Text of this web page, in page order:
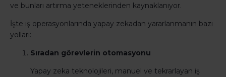
ve bunları artırma yeteneklerinden kaynaklanıyor.
İşte iş operasyonlarında yapay zekadan yararlanmanın bazı
yolları:
Sıradan görevlerin otomasyonu
Yapay zeka teknolojileri, manuel ve tekrarlayan iş